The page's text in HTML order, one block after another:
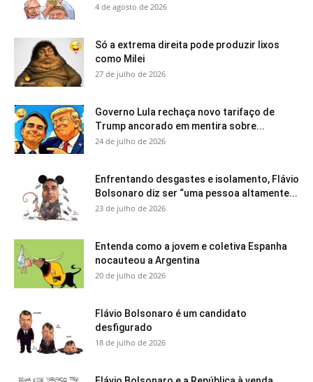
4 de agosto de 2026
Só a extrema direita pode produzir lixos
como Milei
27 de julho de 2026
Governo Lula rechaça novo tarifaço de
Trump ancorado em mentira sobre...
24 de julho de 2026
Enfrentando desgastes e isolamento, Flávio
Bolsonaro diz ser “uma pessoa altamente...
23 de julho de 2026
Entenda como a jovem e coletiva Espanha
nocauteou a Argentina
20 de julho de 2026
Flávio Bolsonaro é um candidato
desfigurado
18 de julho de 2026